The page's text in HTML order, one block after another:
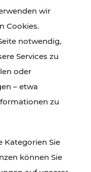
– viele
und Fahrplan-
erreichbar.
wir
Cookies.
notwendig,
Services zu
oder
– etwa
zu
Kategorien Sie
können Sie